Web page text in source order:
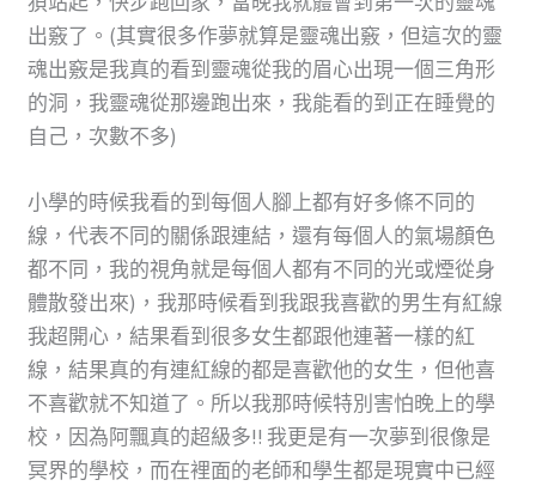
出竅了。(其實很多作夢就算是靈魂出竅，但這次的靈
魂出竅是我真的看到靈魂從我的眉心出現一個三角形
的洞，我靈魂從那邊跑出來，我能看的到正在睡覺的
自己，次數不多)
小學的時候我看的到每個人腳上都有好多條不同的
線，代表不同的關係跟連結，還有每個人的氣場顏色
都不同，我的視角就是每個人都有不同的光或煙從身
體散發出來)，我那時候看到我跟我喜歡的男生有紅線
我超開心，結果看到很多女生都跟他連著一樣的紅
線，結果真的有連紅線的都是喜歡他的女生，但他喜
不喜歡就不知道了。所以我那時候特別害怕晚上的學
校，因為阿飄真的超級多!! 我更是有一次夢到很像是
冥界的學校，而在裡面的老師和學生都是現實中已經